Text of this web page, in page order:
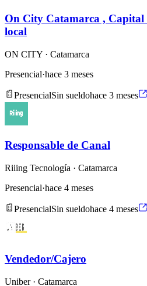
On City Catamarca , Capital
local
ON CITY · Catamarca
Presencial·hace 3 meses
PresencialSin sueldohace 3 meses
Responsable de Canal
Riiing Tecnología · Catamarca
Presencial·hace 4 meses
PresencialSin sueldohace 4 meses
Vendedor/Cajero
Uniber· Catamarca